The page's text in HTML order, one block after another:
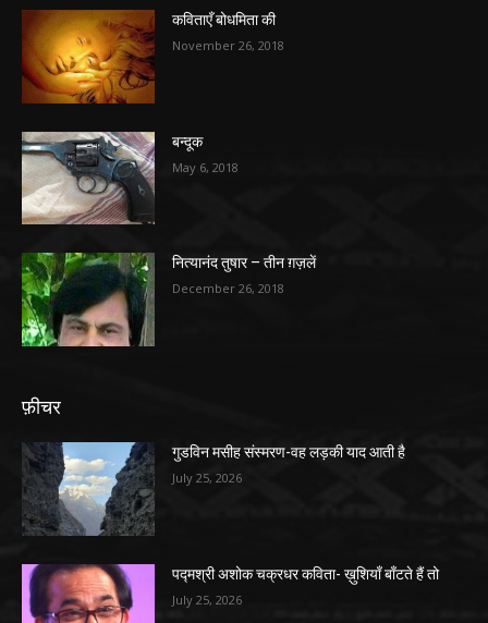
कविताएँ बोधमिता की
November 26, 2018
बन्दूक
May 6, 2018
नित्यानंद तुषार – तीन ग़ज़लें
December 26, 2018
फ़ीचर
गुडविन मसीह संस्मरण-वह लड़की याद आती है
July 25, 2026
पद्मश्री अशोक चक्रधर कविता- ख़ुशियाँ बाँटते हैं तो
July 25, 2026